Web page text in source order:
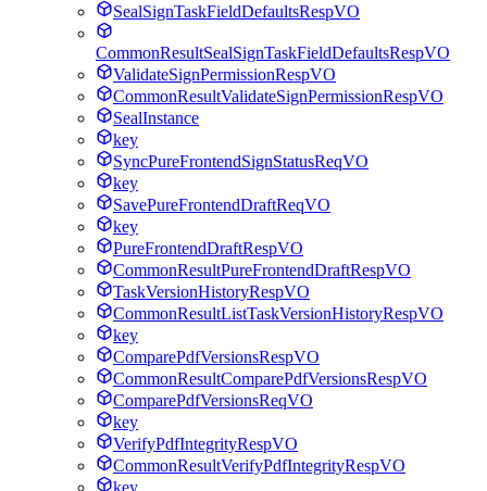
SealSignTaskFieldDefaultsRespVO
CommonResultSealSignTaskFieldDefaultsRespVO
ValidateSignPermissionRespVO
CommonResultValidateSignPermissionRespVO
SealInstance
key
SyncPureFrontendSignStatusReqVO
key
SavePureFrontendDraftReqVO
key
PureFrontendDraftRespVO
CommonResultPureFrontendDraftRespVO
TaskVersionHistoryRespVO
CommonResultListTaskVersionHistoryRespVO
key
ComparePdfVersionsRespVO
CommonResultComparePdfVersionsRespVO
ComparePdfVersionsReqVO
key
VerifyPdfIntegrityRespVO
CommonResultVerifyPdfIntegrityRespVO
key